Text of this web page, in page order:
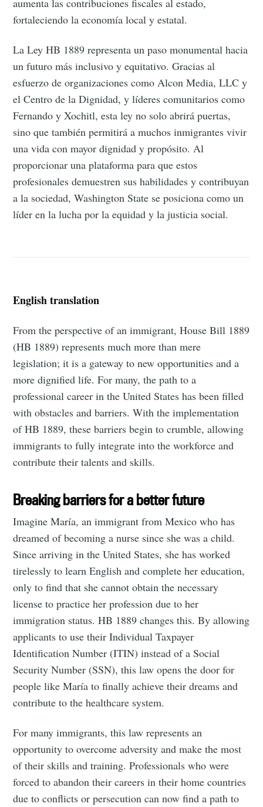
aumenta las contribuciones fiscales al estado,
fortaleciendo la economía local y estatal.
La Ley HB 1889 representa un paso monumental hacia
un futuro más inclusivo y equitativo. Gracias al
esfuerzo de organizaciones como Alcon Media, LLC y
el Centro de la Dignidad, y líderes comunitarios como
Fernando y Xochitl, esta ley no solo abrirá puertas,
sino que también permitirá a muchos inmigrantes vivir
una vida con mayor dignidad y propósito. Al
proporcionar una plataforma para que estos
profesionales demuestren sus habilidades y contribuyan
a la sociedad, Washington State se posiciona como un
líder en la lucha por la equidad y la justicia social.
English translation
From the perspective of an immigrant, House Bill 1889
(HB 1889) represents much more than mere
legislation; it is a gateway to new opportunities and a
more dignified life. For many, the path to a
professional career in the United States has been filled
with obstacles and barriers. With the implementation
of HB 1889, these barriers begin to crumble, allowing
immigrants to fully integrate into the workforce and
contribute their talents and skills.
Breaking barriers for a better future
Imagine María, an immigrant from Mexico who has
dreamed of becoming a nurse since she was a child.
Since arriving in the United States, she has worked
tirelessly to learn English and complete her education,
only to find that she cannot obtain the necessary
license to practice her profession due to her
immigration status. HB 1889 changes this. By allowing
applicants to use their Individual Taxpayer
Identification Number (ITIN) instead of a Social
Security Number (SSN), this law opens the door for
people like María to finally achieve their dreams and
contribute to the healthcare system.
For many immigrants, this law represents an
opportunity to overcome adversity and make the most
of their skills and training. Professionals who were
forced to abandon their careers in their home countries
due to conflicts or persecution can now find a path to
Subscribe to
Tumbleweird
Stay up to date! Get all the latest &
greatest posts delivered straight to
your inbox
Subscribe